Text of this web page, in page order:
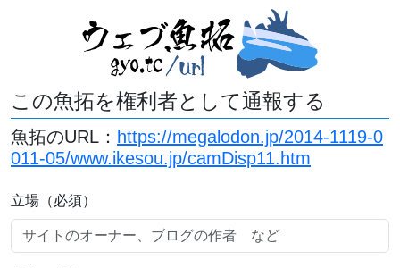
この魚拓を権利者として通報する
魚拓のURL： https://megalodon.jp/2014-1119-0
011-05/www.ikesou.jp/camDisp11.htm
立場（必須）